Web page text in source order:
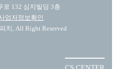
로 132 심지빌딩 3층
업자정보확인
치, All Right Reserved
CS CENTER